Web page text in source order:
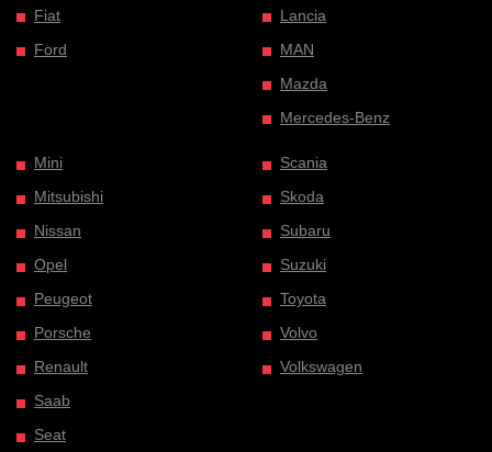
Fiat
Ford
Lancia
MAN
Mazda
Mercedes-Benz
Mini
Mitsubishi
Nissan
Opel
Peugeot
Porsche
Renault
Saab
Seat
Scania
Skoda
Subaru
Suzuki
Toyota
Volvo
Volkswagen